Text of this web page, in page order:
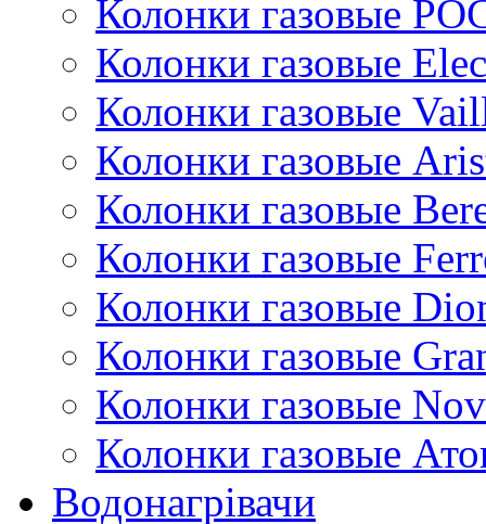
Колонки газовые
Колонки газовые
Колонки газовые
Колонки газовые
Колонки газовые
Колонки газовые
Колонки газовые
Колонки газовые
Колонки газовые
Колонки газовые
Водонагрівачи